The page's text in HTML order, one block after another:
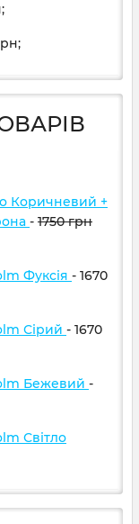
Коричневий +
- 1750грн
Фуксія - 1670
Сірий - 1670
Бежевий -
Світло